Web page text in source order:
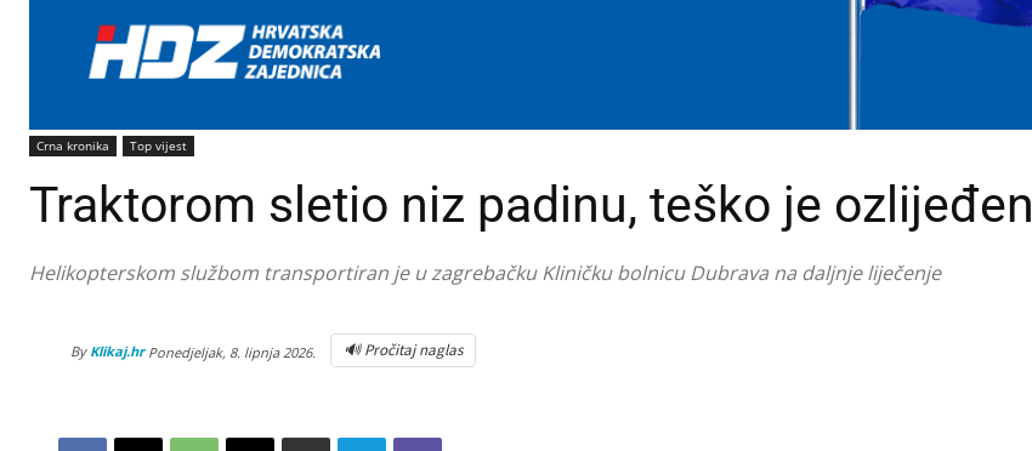
Crna kronika Top vijest
Traktorom sletio niz padinu, teško je ozlijeđen
Helikopterskom službom transportiran je u zagrebačku Kliničku bolnicu Dubrava na daljnje liječenje
By Klikaj.hr Ponedjeljak, 8. lipnja 2026. 🔊 Pročitaj naglas